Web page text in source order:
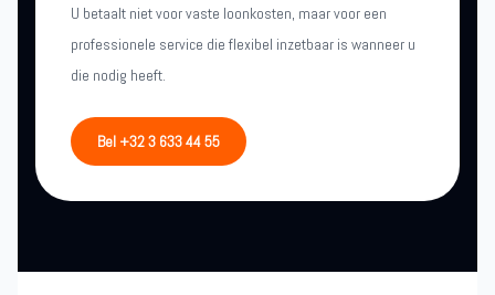
U betaalt niet voor vaste loonkosten, maar voor een
professionele service die flexibel inzetbaar is wanneer u
die nodig heeft.
Bel +32 3 633 44 55